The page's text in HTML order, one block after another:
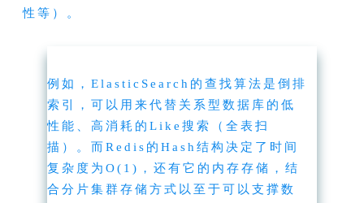
性等）。
例如，ElasticSearch的查找算法是倒排
索引，可以用来代替关系型数据库的低
性能、高消耗的Like搜索（全表扫
描）。而Redis的Hash结构决定了时间
复杂度为O(1)，还有它的内存存储，结
合分片集群存储方式以至于可以支撑数